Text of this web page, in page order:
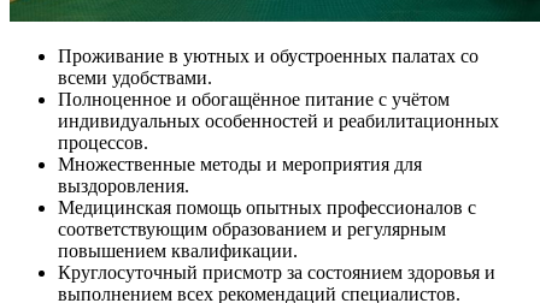
Проживание в уютных и обустроенных палатах со
всеми удобствами.
Полноценное и обогащённое питание с учётом
индивидуальных особенностей и реабилитационных
процессов.
Множественные методы и мероприятия для
выздоровления.
Медицинская помощь опытных профессионалов с
соответствующим образованием и регулярным
повышением квалификации.
Круглосуточный присмотр за состоянием здоровья и
выполнением всех рекомендаций специалистов.